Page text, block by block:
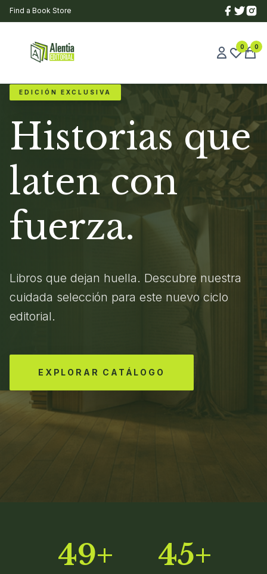
Find a Book Store
0 0
EDICIÓN EXCLUSIVA
Historias que
laten con
fuerza.
Libros que dejan huella. Descubre nuestra
cuidada selección para este nuevo ciclo
editorial.
EXPLORAR CATÁLOGO
49+ 45+